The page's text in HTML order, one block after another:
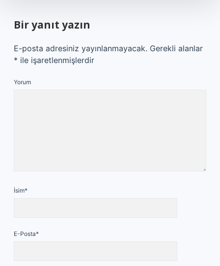
Bir yanıt yazın
E-posta adresiniz yayınlanmayacak. Gerekli alanlar
* ile işaretlenmişlerdir
Yorum
İsim*
E-Posta*